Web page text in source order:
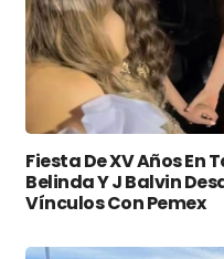
Fiesta De XV Años
Belinda Y J Balvin
Vínculos Con Pemex